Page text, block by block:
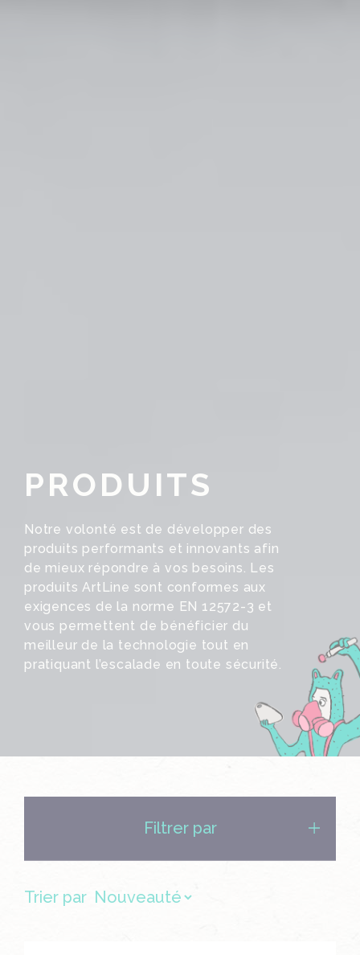
PRODUITS
Notre volonté est de développer des
produits performants et innovants afin
de mieux répondre à vos besoins. Les
produits ArtLine sont conformes aux
exigences de la norme EN 12572-3 et
vous permettent de bénéficier du
meilleur de la technologie tout en
pratiquant l’escalade en toute sécurité.
Filtrer par
Trier par